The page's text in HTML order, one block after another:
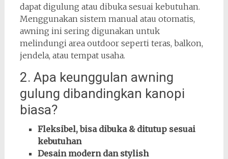
dapat digulung atau dibuka sesuai kebutuhan.
Menggunakan sistem manual atau otomatis,
awning ini sering digunakan untuk
melindungi area outdoor seperti teras, balkon,
jendela, atau tempat usaha.
2. Apa keunggulan awning
gulung dibandingkan kanopi
biasa?
Fleksibel, bisa dibuka & ditutup sesuai
kebutuhan
Desain modern dan stylish